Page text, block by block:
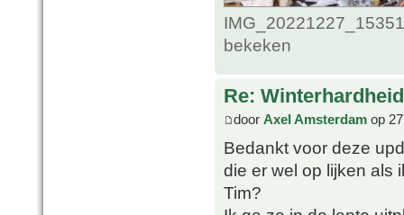
bekeken
Re:
door Axel Amsterdam op
Bedankt voor deze
die er wel op lijken als
Tim?